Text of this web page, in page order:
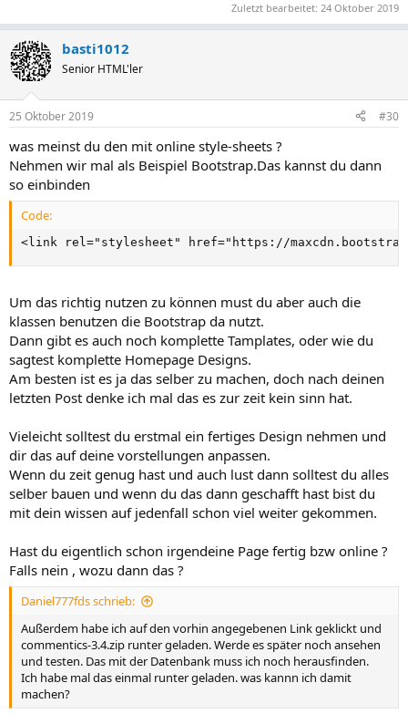
Zuletzt bearbeitet: 24 Oktober 2019
basti1012
Senior HTML'ler
25 Oktober 2019 #30
was meinst du den mit online style-sheets ?
Nehmen wir mal als Beispiel Bootstrap.Das kannst du dann
so einbinden
Code:
<link rel="stylesheet" href="https://
Um das richtig nutzen zu können must du aber auch die
klassen benutzen die Bootstrap da nutzt.
Dann gibt es auch noch komplette Tamplates, oder wie du
sagtest komplette Homepage Designs.
Am besten ist es ja das selber zu machen, doch nach deinen
letzten Post denke ich mal das es zur zeit kein sinn hat.
Vieleicht solltest du erstmal ein fertiges Design nehmen und
dir das auf deine vorstellungen anpassen.
Wenn du zeit genug hast und auch lust dann solltest du alles
selber bauen und wenn du das dann geschafft hast bist du
mit dein wissen auf jedenfall schon viel weiter gekommen.
Hast du eigentlich schon irgendeine Page fertig bzw online ?
Falls nein , wozu dann das ?
Daniel777fds schrieb:
Außerdem habe ich auf den vorhin angegebenen Link geklickt und
commentics-3.4.zip runter geladen. Werde es später noch ansehen
und testen. Das mit der Datenbank muss ich noch herausfinden.
Ich habe mal das einmal runter geladen. was kannn ich damit
machen?